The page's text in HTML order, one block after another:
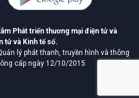
Phát triển thương mại điện tử và
tử và Kinh tế số.
lý phát thanh, truyền hình và thông
cấp ngày 12/10/2015